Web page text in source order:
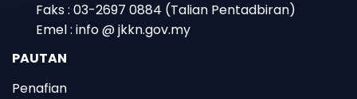
Faks : 03-2697 0884 (Talian Pentadbiran)
Emel : info @ jkkn.gov.my
PAUTAN
Penafian